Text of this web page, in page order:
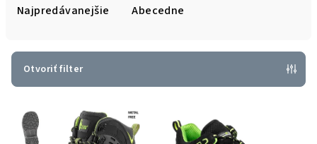
p
Najpredávanejšie Abecedne
Otvoriť filter